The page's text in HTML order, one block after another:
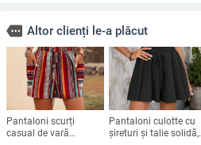
more Altor clienți le-a plăcut
Pantaloni scurți
casual de vară
Pantaloni culotte cu
șireturi și talie solidă,